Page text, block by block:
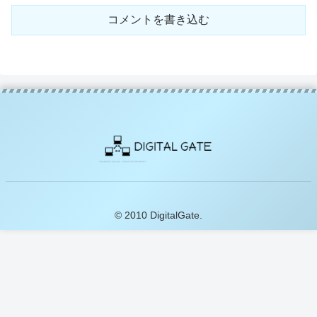
コメントを書き込む
© 2010 DigitalGate.